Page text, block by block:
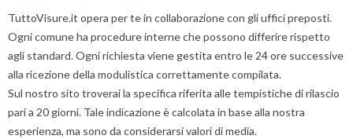
TuttoVisure.it opera per te in collaborazione con gli uffici preposti.
Ogni comune ha procedure interne che possono differire rispetto
agli standard. Ogni richiesta viene gestita entro le 24 ore successive
alla ricezione della modulistica correttamente compilata.
Sul nostro sito troverai la specifica riferita alle tempistiche di rilascio
pari a 20 giorni. Tale indicazione è calcolata in base alla nostra
esperienza, ma sono da considerarsi valori di media.